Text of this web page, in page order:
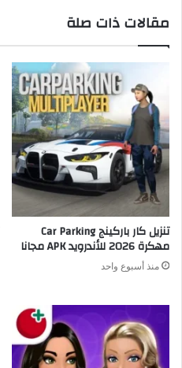
مقالات ذات صلة
تنزيل كار باركينج Car Parking
مهكرة 2026 للأندرويد APK مجانا
منذ أسبوع واحد